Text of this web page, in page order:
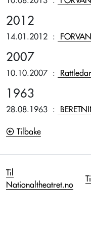
2012
14.01.2012 :
2007
10.10.2007 :
1963
28.08.1963 :
Tilbake
Til
Nationaltheatret.no